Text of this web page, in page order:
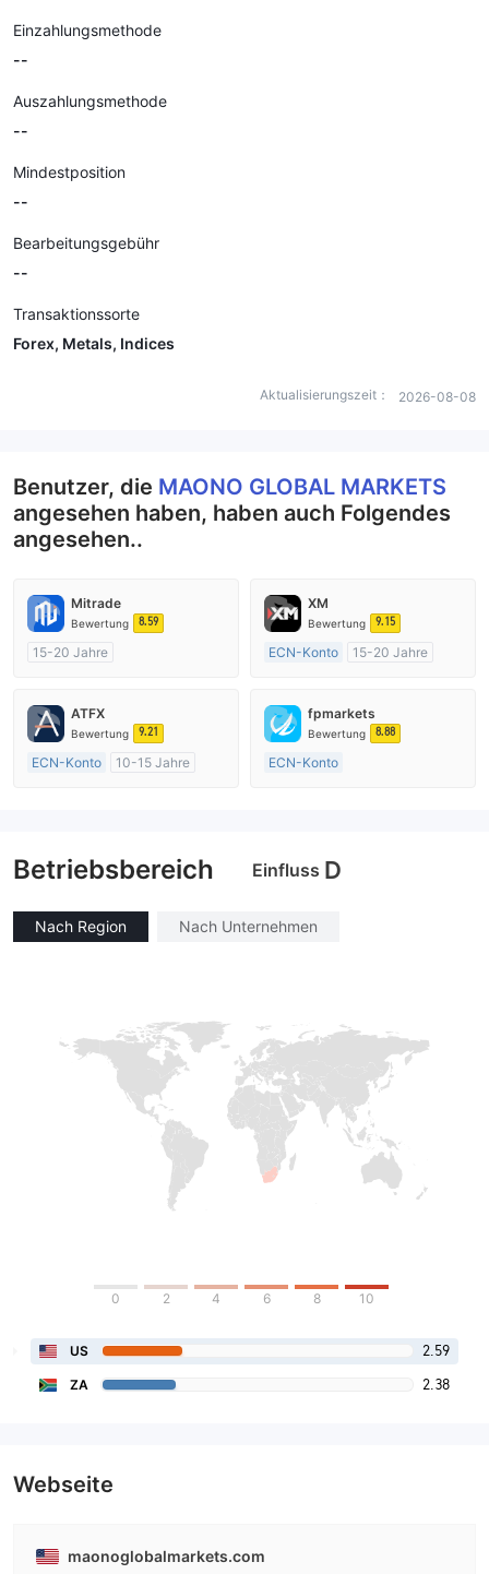
Einzahlungsmethode
--
Auszahlungsmethode
--
Mindestposition
--
Bearbeitungsgebühr
--
Transaktionssorte
Forex, Metals, Indices
Aktualisierungszeit： 2026-08-08
Benutzer, die MAONO GLOBAL MARKETS
angesehen haben, haben auch Folgendes
angesehen..
Mitrade
Bewertung 8.59
15-20 Jahre
Market Making (MM)
Selbstforschung
XM
Bewertung 9.15
ECN-Konto
15-20 Jahre
Market Making (MM)
MT4-Volllizenz
ATFX
Bewertung 9.21
ECN-Konto
10-15 Jahre
fpmarkets
Bewertung 8.88
ECN-Konto
MT4-Volllizenz
Betriebsbereich Einfluss D
Nach Region Nach Unternehmen
0 2 4 6 8 10
US 2.59
ZA 2.38
Webseite
maonoglobalmarkets.com